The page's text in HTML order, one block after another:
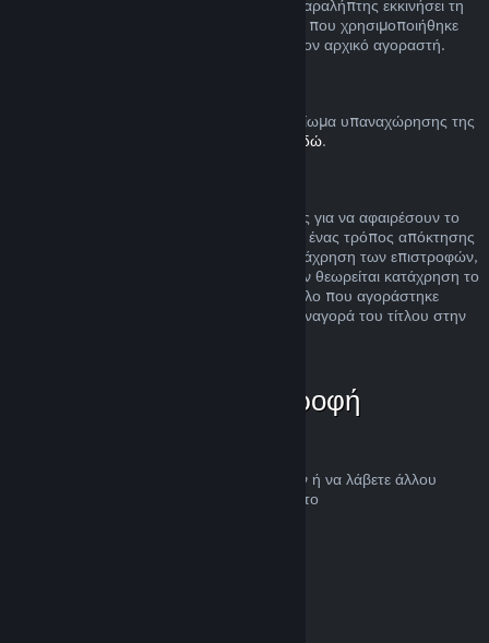
επιστραφούν υπό τις ίδιες συνθήκες αν ο παραλήπτης εκκινήσει τη
διαδικασία επιστροφής χρημάτων. Το ποσό που χρησιμοποιήθηκε
για την αγορά του δώρου θα επιστραφεί στον αρχικό αγοραστή.
Για μια εξήγηση στο πώς λειτουργεί το δικαίωμα υπαναχώρησης της
πατήστε εδώ.
Οι επιστροφές χρημάτων είναι σχεδιασμένες για να αφαιρέσουν το
ρίσκο της αγοράς τίτλων στο Steam και όχι ένας τρόπος απόκτησης
δωρεάν παιχνιδιών. Αν φανεί ότι κάνετε κατάχρηση των επιστροφών,
θα σταματήσουν να σας προσφέρονται. Δεν θεωρείται κατάχρηση το
αίτημα για επιστροφή χρημάτων σε έναν τίτλο που αγοράστηκε
ακριβώς πριν μια έκπτωση και η άμεση επαναγορά του τίτλου στην
Πώς να ζητήσετε επιστροφή
Μπορείτε να ζητήσετε επιστροφή χρημάτων ή να λάβετε άλλου
είδους βοήθεια για τις αγορές Steam σας στο